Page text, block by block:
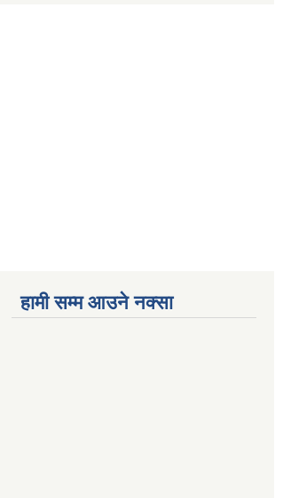
हामी सम्म आउने नक्सा